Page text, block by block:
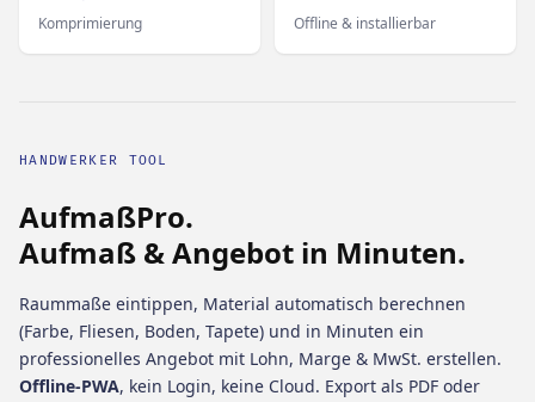
Komprimierung Offline & installierbar
HANDWERKER TOOL
AufmaßPro.
Aufmaß & Angebot in Minuten.
Raummaße eintippen, Material automatisch berechnen
(Farbe, Fliesen, Boden, Tapete) und in Minuten ein
professionelles Angebot mit Lohn, Marge & MwSt. erstellen.
Offline-PWA, kein Login, keine Cloud. Export als PDF oder